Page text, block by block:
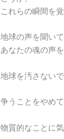
これらの瞬間を
地球の声を聞い
あなたの魂の声
地球を汚さない
争うことをやめ
物質的なことに